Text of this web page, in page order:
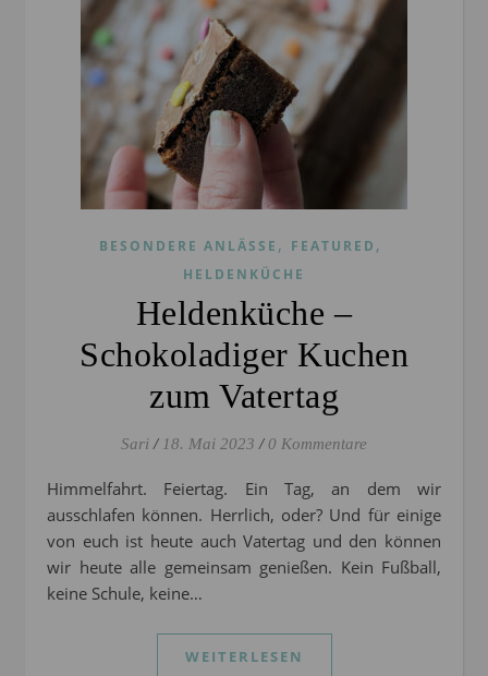
BESONDERE ANLÄSSE , FEATURED ,
HELDENKÜCHE
Heldenküche –
Schokoladiger Kuchen
zum Vatertag
Sari / 18. Mai 2023 / 0 Kommentare
Himmelfahrt. Feiertag. Ein Tag, an dem wir
ausschlafen können. Herrlich, oder? Und für einige
von euch ist heute auch Vatertag und den können
wir heute alle gemeinsam genießen. Kein Fußball,
keine Schule, keine…
WEITERLESEN